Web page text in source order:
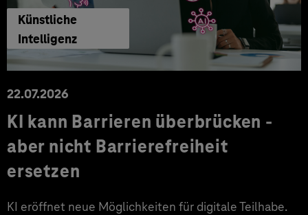
Künstliche
Intelligenz
22.07.2026
KI kann Barrieren überbrücken -
aber nicht Barrierefreiheit
ersetzen
KI eröffnet neue Möglichkeiten für digitale Teilhabe.